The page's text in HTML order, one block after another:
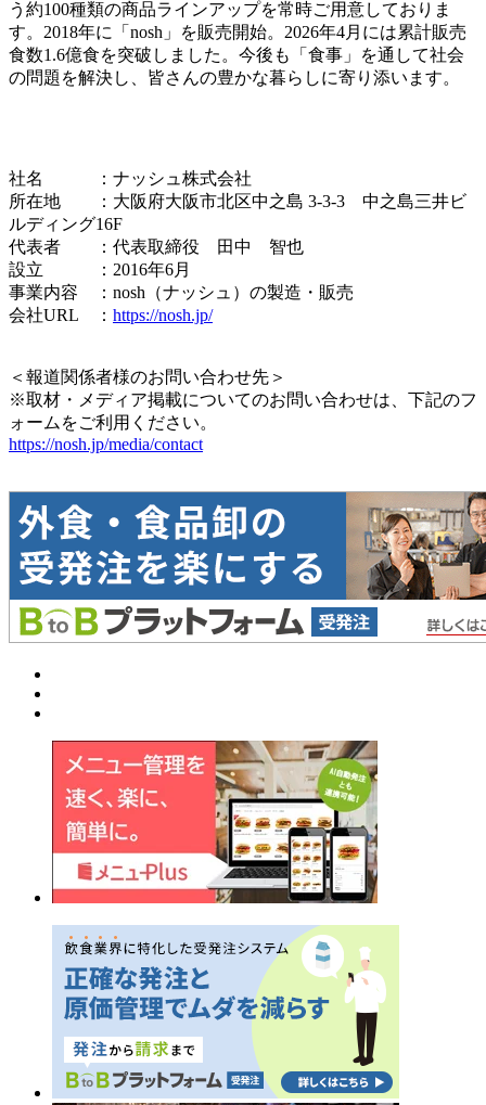
う約100種類の商品ラインアップを常時ご用意しておりま
す。2018年に「nosh」を販売開始。2026年4月には累計販売
食数1.6億食を突破しました。今後も「食事」を通して社会
の問題を解決し、皆さんの豊かな暮らしに寄り添います。
社名 ：ナッシュ株式会社
所在地 ：大阪府大阪市北区中之島 3-3-3 中之島三井ビ
ルディング16F
代表者 ：代表取締役 田中 智也
設立 ：2016年6月
事業内容 ：nosh（ナッシュ）の製造・販売
会社URL ： https://nosh.jp/
＜報道関係者様のお問い合わせ先＞
※取材・メディア掲載についてのお問い合わせは、下記のフ
ォームをご利用ください。
https://nosh.jp/media/contact